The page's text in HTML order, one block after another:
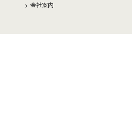
会社案内